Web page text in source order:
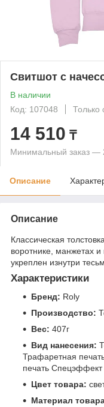
Свитшот с
В наличии
Код: 107048
Только
14 510 ₸
Минимальный заказ —
Описание
Описание
Классическая
воротнике, манжетах
укреплен изнутри
Характеристики
Бренд: Roly
Производство:
Вес: 407г
Вид нанесения:
Трафаретная
печать Спецэффект
Цвет товара:
Материал